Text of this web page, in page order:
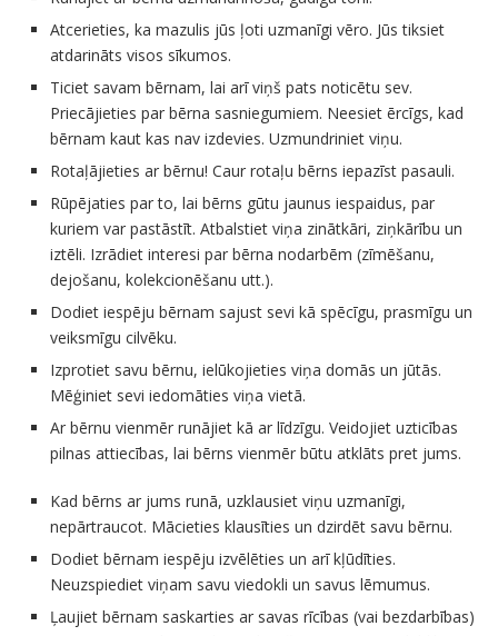
Atcerieties, ka mazulis jūs ļoti uzmanīgi vēro. Jūs tiksiet
atdarināts visos sīkumos.
Ticiet savam bērnam, lai arī viņš pats noticētu sev.
Priecājieties par bērna sasniegumiem. Neesiet ērcīgs, kad
bērnam kaut kas nav izdevies. Uzmundriniet viņu.
Rotaļājieties ar bērnu! Caur rotaļu bērns iepazīst pasauli.
Rūpējaties par to, lai bērns gūtu jaunus iespaidus, par
kuriem var pastāstīt. Atbalstiet viņa zinātkāri, ziņkārību un
iztēli. Izrādiet interesi par bērna nodarbēm (zīmēšanu,
dejošanu, kolekcionēšanu utt.).
Dodiet iespēju bērnam sajust sevi kā spēcīgu, prasmīgu un
veiksmīgu cilvēku.
Izprotiet savu bērnu, ielūkojieties viņa domās un jūtās.
Mēģiniet sevi iedomāties viņa vietā.
Ar bērnu vienmēr runājiet kā ar līdzīgu. Veidojiet uzticības
pilnas attiecības, lai bērns vienmēr būtu atklāts pret jums.
Kad bērns ar jums runā, uzklausiet viņu uzmanīgi,
nepārtraucot. Mācieties klausīties un dzirdēt savu bērnu.
Dodiet bērnam iespēju izvēlēties un arī kļūdīties.
Neuzspiediet viņam savu viedokli un savus lēmumus.
Ļaujiet bērnam saskarties ar savas rīcības (vai bezdarbības)